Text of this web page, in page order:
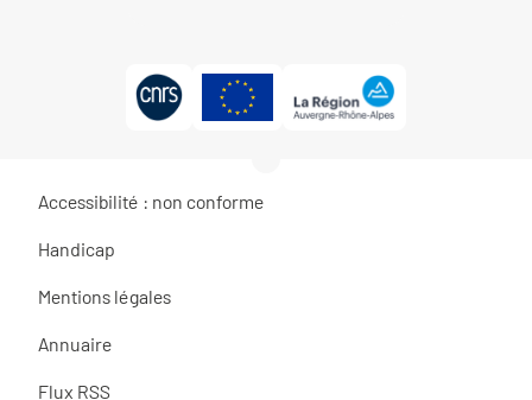
Accessibilité : non conforme
Handicap
Mentions légales
Annuaire
Flux RSS